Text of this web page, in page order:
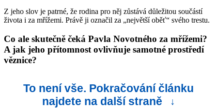
Z jeho slov je patrné, že rodina pro něj zůstává důležitou součástí
života i za mřížemi. Právě ji označil za „největší oběť“ svého trestu.
Co ale skutečně čeká Pavla Novotného za mřížemi?
A jak jeho přítomnost ovlivňuje samotné prostředí
věznice?
To není vše. Pokračování článku
najdete na další straně
↓